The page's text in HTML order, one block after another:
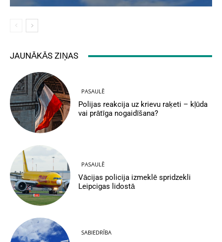
JAUNĀKĀS ZIŅAS
PASAULĒ
Polijas reakcija uz krievu raķeti – kļūda
vai prātīga nogaidīšana?
PASAULĒ
Vācijas policija izmeklē spridzekli
Leipcigas lidostā
SABIEDRĪBA